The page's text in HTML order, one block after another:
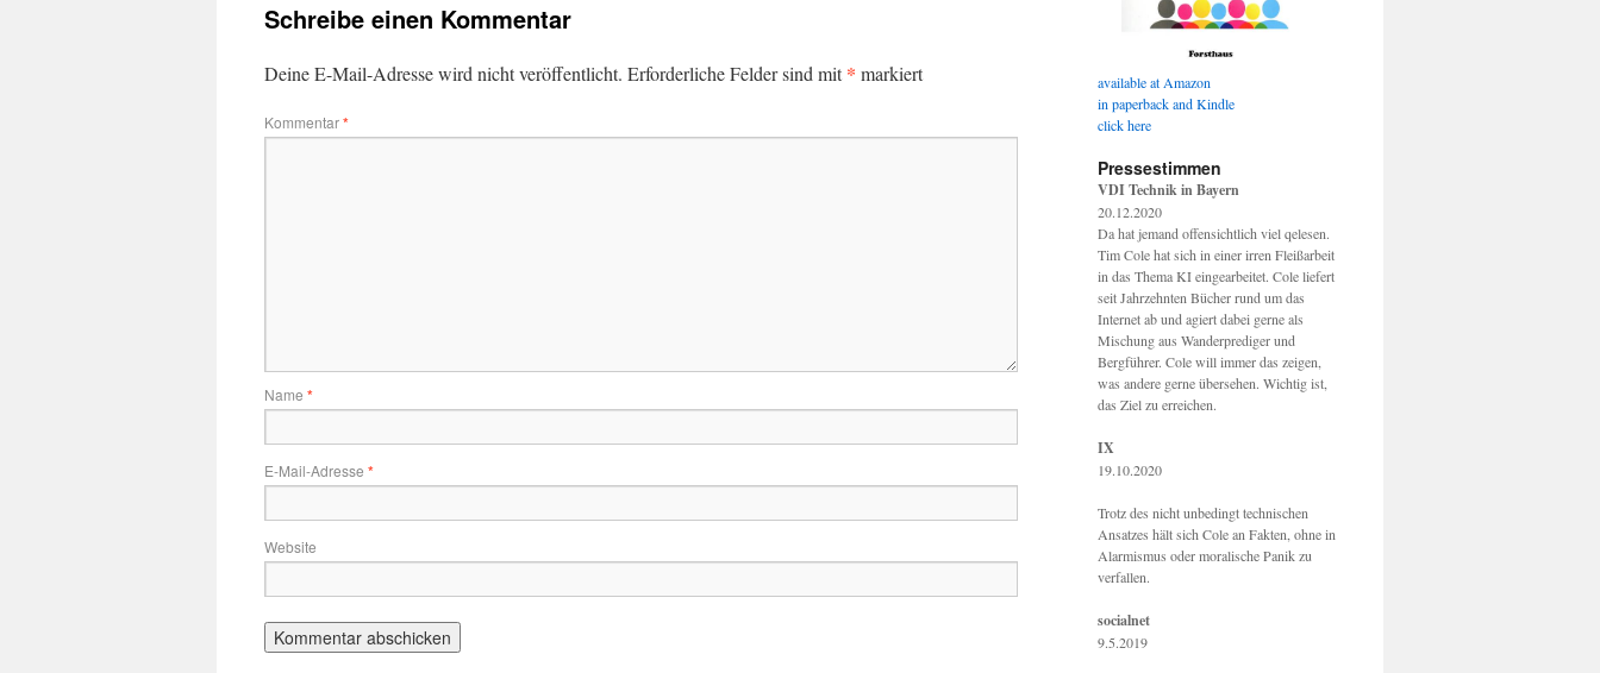
Schreibe einen Kommentar
Deine E-Mail-Adresse wird nicht veröffentlicht. Erforderliche Felder sind mit* markiert
Kommentar*
Name *
E-Mail-Adresse *
Website
available at Amazon
in paperback and Kindle
click here
Pressestimmen
VDI Technik in Bayern
20.12.2020
Da hat jemand offensichtlich viel qelesen.
Tim Cole hat sich in einer irren Fleißarbeit
in das Thema KI eingearbeitet. Cole liefert
seit Jahrzehnten Bücher rund um das
Internet ab und agiert dabei gerne als
Mischung aus Wanderprediger und
Bergführer. Cole will immer das zeigen,
was andere gerne übersehen. Wichtig ist,
das Ziel zu erreichen.
IX
19.10.2020
Trotz des nicht unbedingt technischen
Ansatzes hält sich Cole an Fakten, ohne in
Alarmismus oder moralische Panik zu
verfallen.
socialnet
9.5.2019